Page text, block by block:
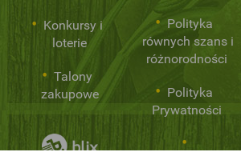
Konkursy i
loterie
Talony
zakupowe
Polityka
równych szans i
różnorodności
Polityka
Prywatności